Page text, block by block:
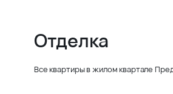
Отделка
Все квартиры в жилом квартале